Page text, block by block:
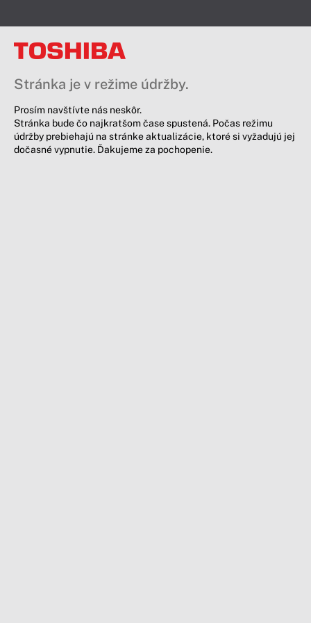
Stránka je v režime údržby.
Prosím navštívte nás neskôr.
Stránka bude čo najkratšom čase spustená. Počas režimu
údržby prebiehajú na stránke aktualizácie, ktoré si vyžadujú jej
dočasné vypnutie. Ďakujeme za pochopenie.